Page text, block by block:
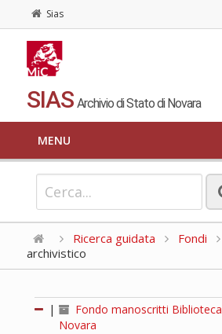
Sias
SIAS Archivio di Stato di Novara
MENU
Ricerca guidata Fondi
archivistico
|
Fondo manoscritti
Novara